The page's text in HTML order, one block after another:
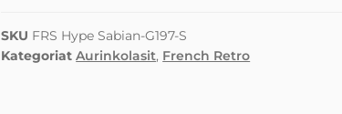
SKU FRS Hype Sabian-G197-S
Kategoriat Aurinkolasit, French Retro